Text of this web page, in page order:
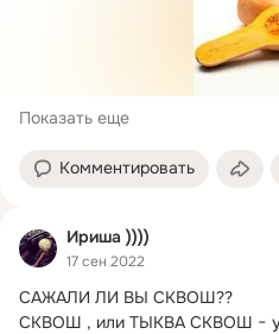
Показать еще
Комментировать
Ириша ))))
17 сен 2022
САЖАЛИ ЛИ ВЫ СКВОШ??
СКВОШ , или ТЫКВА СКВОШ −